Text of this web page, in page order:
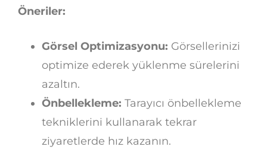
Öneriler:
Görsel Optimizasyonu: Görsellerinizi
optimize ederek yüklenme sürelerini
azaltın.
Önbellekleme: Tarayıcı önbellekleme
tekniklerini kullanarak tekrar
ziyaretlerde hız kazanın.